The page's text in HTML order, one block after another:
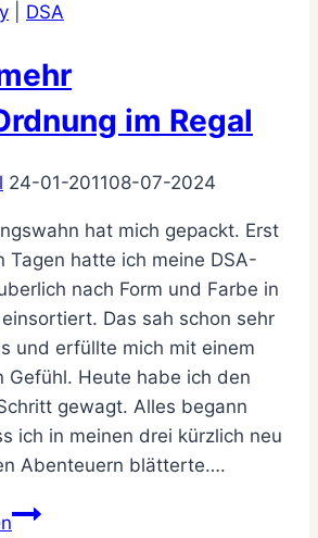
DSA
im Regal
24-01-201108-07-2024
hat mich gepackt. Erst
Tagen hatte ich meine DSA-
nach Form und Farbe in
Das sah schon sehr
und erfüllte mich mit einem
Gefühl. Heute habe ich den
gewagt. Alles begann
ich in meinen drei kürzlich neu
Abenteuern blätterte….
Noch